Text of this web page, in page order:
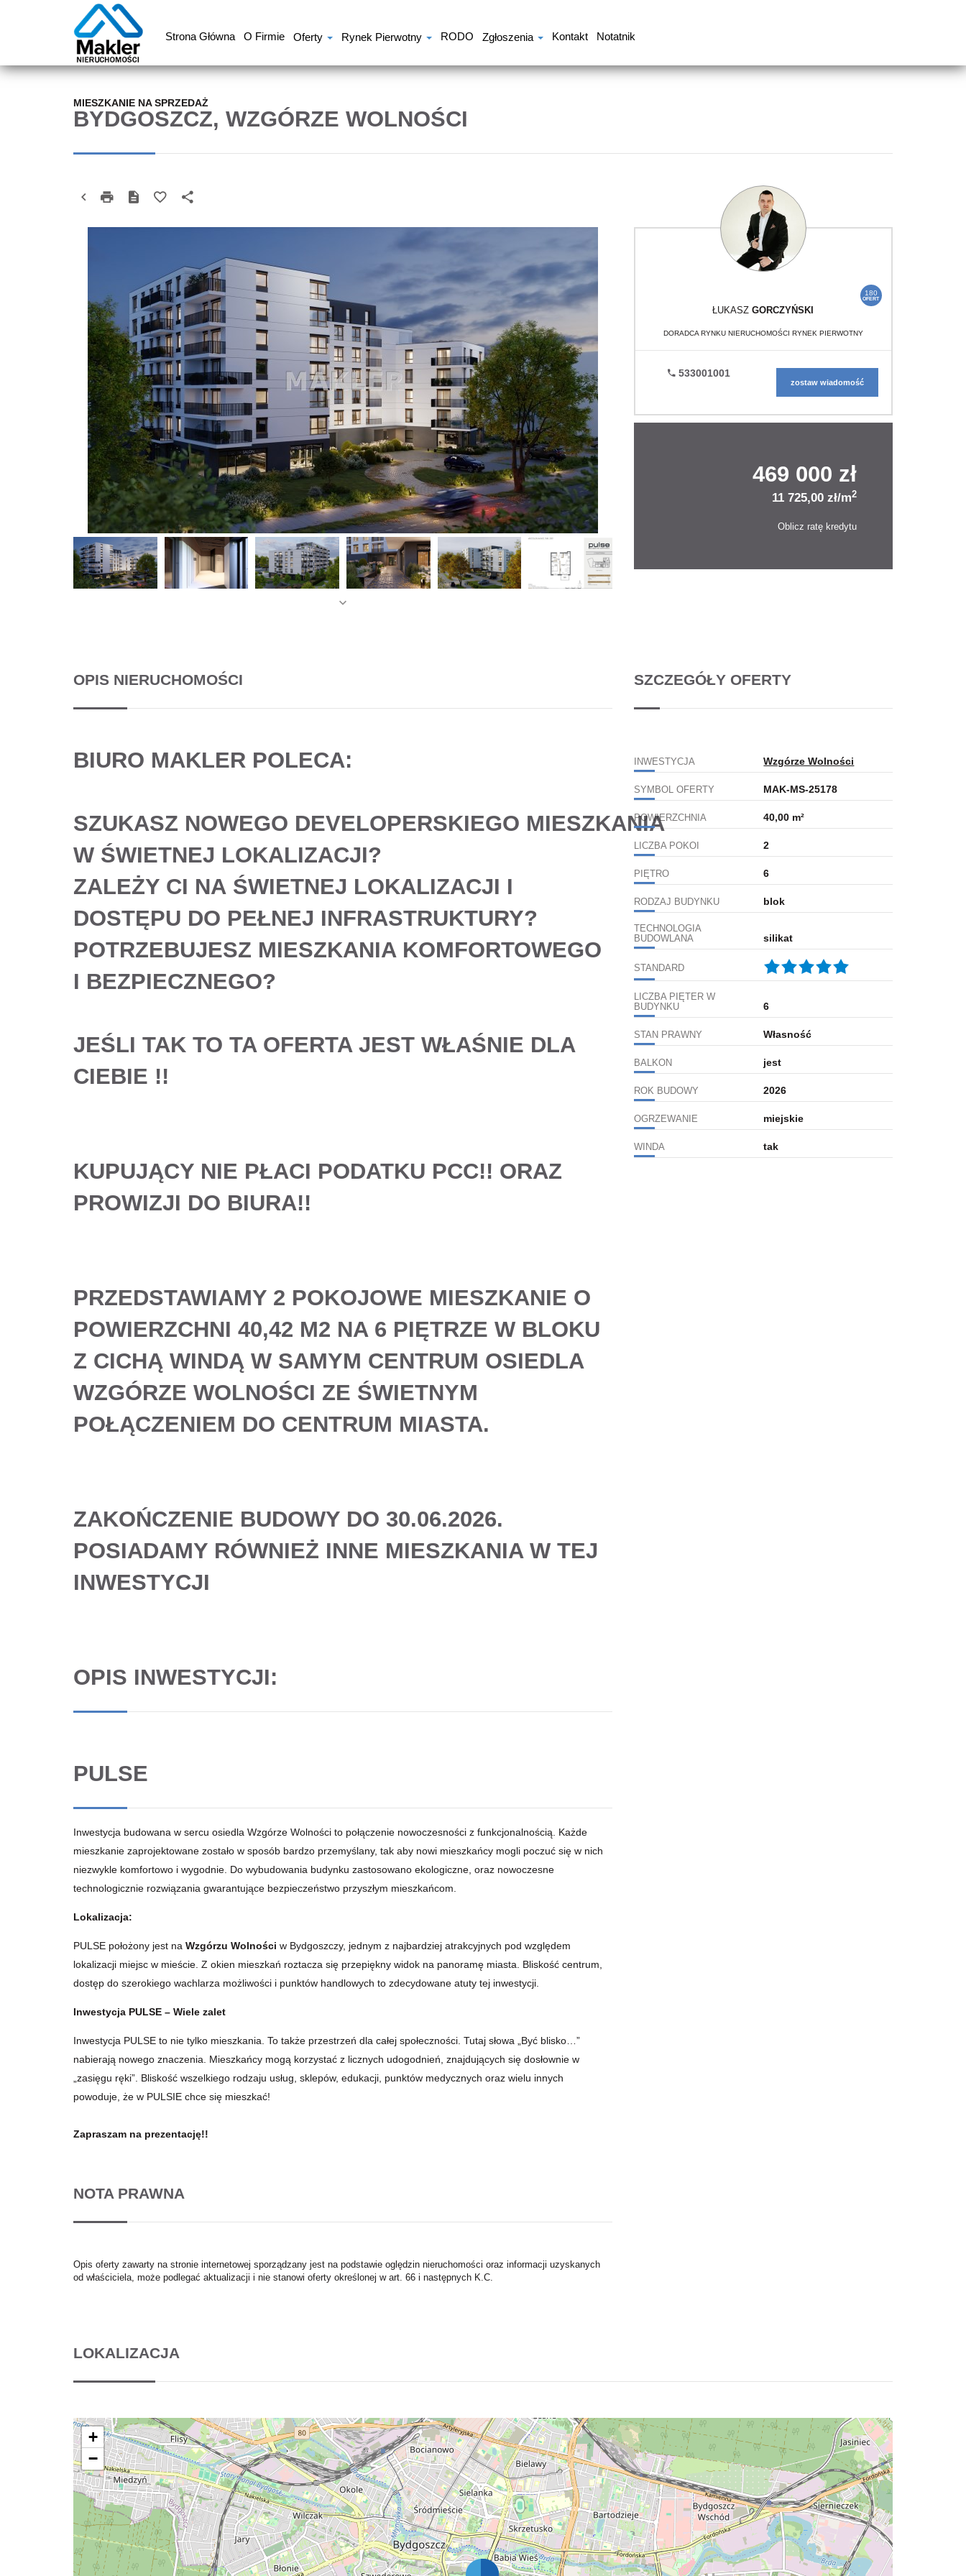
Strona Główna O Firmie Oferty Rynek Pierwotny RODO Zgłoszenia Kontakt Notatnik
BYDGOSZCZ, WZGÓRZE WOLNOŚCI
MIESZKANIE NA SPRZEDAŻ
180
OFERT
ŁUKASZGORCZYŃSKI
DORADCA RYNKU NIERUCHOMOŚCI RYNEK PIERWOTNY
533001001
zostaw wiadomość
469 000 zł
11 725,00 zł/m2
Oblicz ratę kredytu
OPIS NIERUCHOMOŚCI
BIURO MAKLER POLECA:
SZUKASZ NOWEGO DEVELOPERSKIEGO MIESZKANIA
W ŚWIETNEJ LOKALIZACJI?
ZALEŻY CI NA ŚWIETNEJ LOKALIZACJI I
DOSTĘPU DO PEŁNEJ INFRASTRUKTURY?
POTRZEBUJESZ MIESZKANIA KOMFORTOWEGO
I BEZPIECZNEGO?
JEŚLI TAK TO TA OFERTA JEST WŁAŚNIE DLA
CIEBIE !!
KUPUJĄCY NIE PŁACI PODATKU PCC!! ORAZ
PROWIZJI DO BIURA!!
PRZEDSTAWIAMY 2 POKOJOWE MIESZKANIE O
POWIERZCHNI 40,42 M2 NA 6 PIĘTRZE W BLOKU
Z CICHĄ WINDĄ W SAMYM CENTRUM OSIEDLA
WZGÓRZE WOLNOŚCI ZE ŚWIETNYM
POŁĄCZENIEM DO CENTRUM MIASTA.
ZAKOŃCZENIE BUDOWY DO 30.06.2026.
POSIADAMY RÓWNIEŻ INNE MIESZKANIA W TEJ
INWESTYCJI
OPIS INWESTYCJI:
PULSE
Inwestycja budowana w sercu osiedla Wzgórze Wolności to połączenie nowoczesności z funkcjonalnością. Każde
mieszkanie zaprojektowane zostało w sposób bardzo przemyślany, tak aby nowi mieszkańcy mogli poczuć się w nich
niezwykle komfortowo i wygodnie. Do wybudowania budynku zastosowano ekologiczne, oraz nowoczesne
technologicznie rozwiązania gwarantujące bezpieczeństwo przyszłym mieszkańcom.
Lokalizacja:
PULSE położony jest na Wzgórzu Wolności w Bydgoszczy, jednym z najbardziej atrakcyjnych pod względem
lokalizacji miejsc w mieście. Z okien mieszkań roztacza się przepiękny widok na panoramę miasta. Bliskość centrum,
dostęp do szerokiego wachlarza możliwości i punktów handlowych to zdecydowane atuty tej inwestycji.
Inwestycja PULSE – Wiele zalet
Inwestycja PULSE to nie tylko mieszkania. To także przestrzeń dla całej społeczności. Tutaj słowa „Być blisko…”
nabierają nowego znaczenia. Mieszkańcy mogą korzystać z licznych udogodnień, znajdujących się dosłownie w
„zasięgu ręki”. Bliskość wszelkiego rodzaju usług, sklepów, edukacji, punktów medycznych oraz wielu innych
powoduje, że w PULSIE chce się mieszkać!
Zapraszam na prezentację!!
NOTA PRAWNA
Opis oferty zawarty na stronie internetowej sporządzany jest na podstawie oględzin nieruchomości oraz informacji uzyskanych
od właściciela, może podlegać aktualizacji i nie stanowi oferty określonej w art. 66 i następnych K.C.
SZCZEGÓŁY OFERTY
INWESTYCJA Wzgórze Wolności
SYMBOL OFERTY MAK-MS-25178
POWIERZCHNIA 40,00 m²
LICZBA POKOI 2
PIĘTRO 6
RODZAJ BUDYNKU blok
TECHNOLOGIA
BUDOWLANA
silikat
STANDARD
LICZBA PIĘTER W
BUDYNKU
6
STAN PRAWNY Własność
BALKON jest
ROK BUDOWY 2026
OGRZEWANIE miejskie
WINDA tak
LOKALIZACJA
+
−